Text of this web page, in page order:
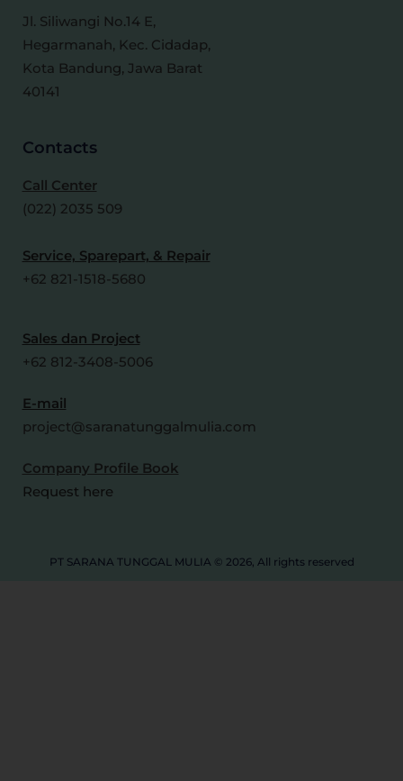
Jl. Siliwangi No.14 E,
Hegarmanah, Kec. Cidadap,
Kota Bandung, Jawa Barat
40141
Contacts
Call Center
(022) 2035 509
Service, Sparepart, & Repair
+62 821-1518-5680
Sales dan Project
+62 812-3408-5006
E-mail
project@saranatunggalmulia.com
Company Profile Book
Request here
PT SARANA TUNGGAL MULIA © 2026, All rights reserved